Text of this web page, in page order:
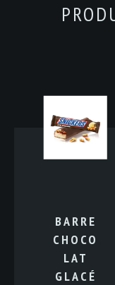
BARRE
CHOCO
LAT
GLACÉ